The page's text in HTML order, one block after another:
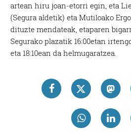
artean hiru joan-etorri egin, eta
(Segura aldetik) eta Mutiloako
dituzte mendateak, etaparen
Segurako plazatik 16:00etan
eta 18:10ean da helmugaratzea.